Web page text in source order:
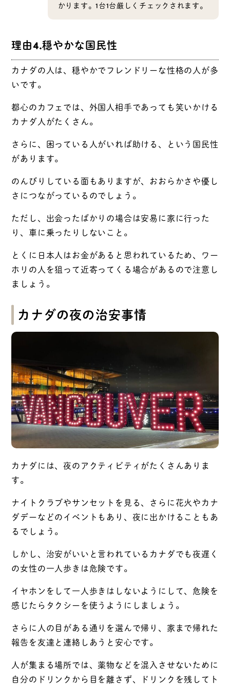
かります。1台1台厳しくチェックされます。
理由4.穏やかな国民性
カナダの人は、穏やかでフレンドリーな性格の人が多
いです。
都心のカフェでは、外国人相手であっても笑いかける
カナダ人がたくさん。
さらに、困っている人がいれば助ける、という国民性
があります。
のんびりしている面もありますが、おおらかさや優し
さにつながっているのでしょう。
ただし、出会ったばかりの場合は安易に家に行った
り、車に乗ったりしないこと。
とくに日本人はお金があると思われているため、ワー
ホリの人を狙って近寄ってくる場合があるので注意し
ましょう。
カナダの夜の治安事情
カナダには、夜のアクティビティがたくさんありま
す。
ナイトクラブやサンセットを見る、さらに花火やカナ
ダデーなどのイベントもあり、夜に出かけることもあ
るでしょう。
しかし、治安がいいと言われているカナダでも夜遅く
の女性の一人歩きは危険です。
イヤホンをして一人歩きはしないようにして、危険を
感じたらタクシーを使うようにしましょう。
さらに人の目がある通りを選んで帰り、家まで帰れた
報告を友達と連絡しあうと安心です。
人が集まる場所では、薬物などを混入させないために
自分のドリンクから目を離さず、ドリンクを残してト